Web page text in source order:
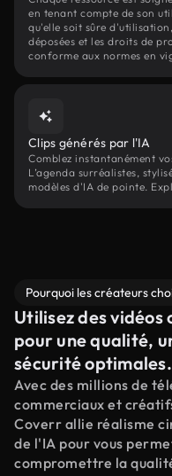
en tenant compte de son
qu'elle soit sûre
déposées et les droits de
conforme aux normes en
Clips générés par l'IA
Comblez instantanément
L’agenda surréalistes,
modèles d'IA de pointe.
Pourquoi les créateurs
Utilisez des vidéos
pour une qualité,
sécurité optimales.
Avec des millions de
commerciaux et
Coverr allie réalisme
de l'IA pour vous
compromettre la